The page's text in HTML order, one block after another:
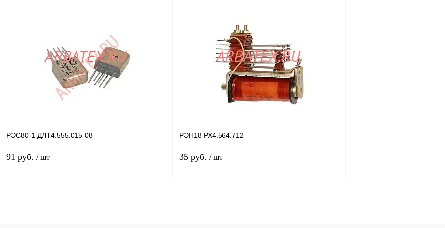
Купить в 1 клик Сравнение
наличии
Купить в 1 клик Сравнение
наличии
РЭС80-1 ДЛТ4.555.015-08
91 руб. / шт
Купить в 1 клик Сравнение
РЭН18 РХ4.564.712
35 руб. / шт
Купить в 1 клик Сравнение